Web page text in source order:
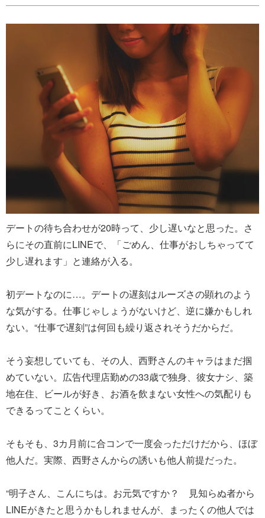
デートの待ち合わせが20時って、少し遅いなと思った。さ
らにその直前にLINEで、「ごめん、仕事がおしちゃってて
少し遅れます」と連絡が入る。
初デートなのに…。デートの遅刻はルーズさの顕れのよう
な気がする。仕事じゃしょうがないけど、逆に嫌かもしれ
ない。“仕事で遅刻”は何回も繰り返されそうだからだ。
そう妄想していても、その人、西野さんのキャラはまだ掴
めていない。広告代理店勤めの33歳で独身、彼女ナシ、築
地在住、ビールが好き、お酒を飲まない女性への気配りも
できるってことくらい。
そもそも、3カ月前に合コンで一度会っただけだから、ほぼ
他人だ。実際、西野さんからの誘いも他人前提だった。
“明子さん、こんにちは。お元気ですか？ 見知らぬ者から
LINEがきたと思うかもしれませんが、まったくの他人では